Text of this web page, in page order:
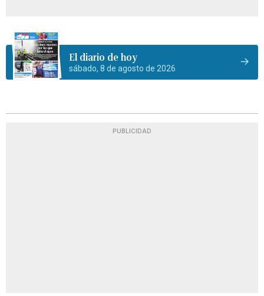
El diario de hoy
sábado, 8 de agosto de 2026
PUBLICIDAD